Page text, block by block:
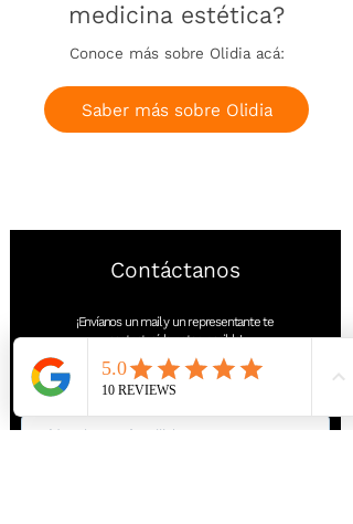
medicina estética?
Conoce más sobre Olidia acá:
Saber más sobre Olidia
Contáctanos
¡Envíanos un mail y un representante te
contactará lo antes posible!
Nombre y Apellido